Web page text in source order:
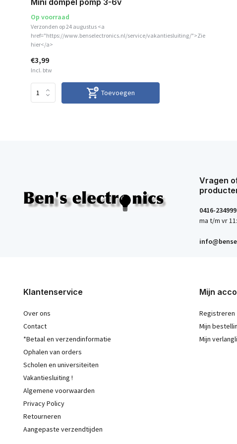
Op voorraad
Verzonden op 24 augustus <a
href="https://www.benselectronics.nl/service/vakantiesluiting/">Zie
hier</a>
€3,99
Incl. btw
Toevoegen
Vragen
0416-234999
ma t/m vr
Klantenservice
Over ons
Contact
*Betaal en verzendinformatie
Ophalen van orders
Scholen en universiteiten
Vakantiesluiting !
Algemene voorwaarden
Privacy Policy
Retourneren
Aangepaste verzendtijden
Mijn
Registreren
Mijn
Mijn